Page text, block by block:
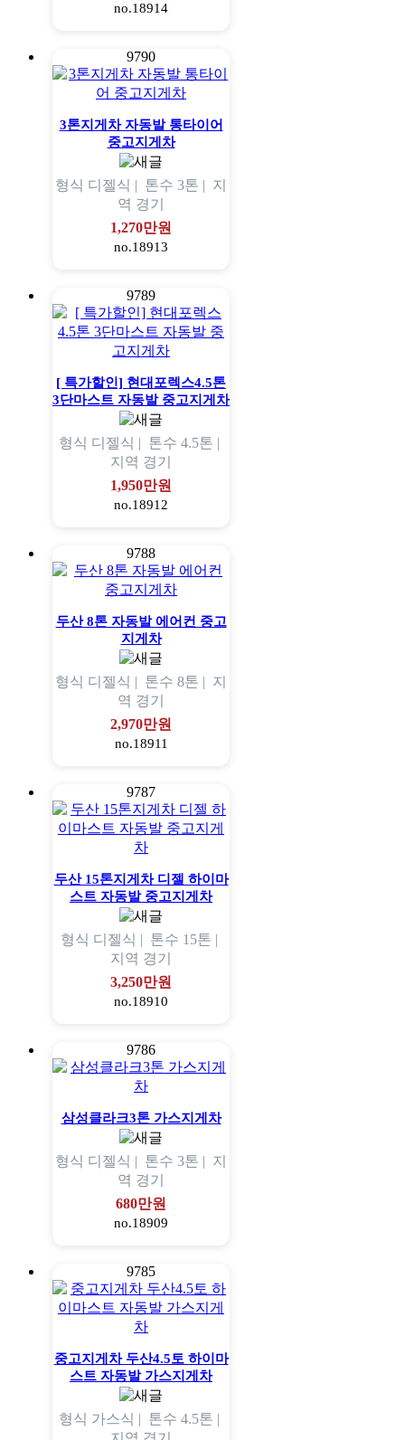
no.18914
9790
3톤지게차 자동발 통타이어
중고지게차
형식 디젤식 | 톤수 3톤 | 지
역 경기
1,270만원
no.18913
9789
[ 특가할인] 현대포렉스4.5톤
3단마스트 자동발 중고지게차
형식 디젤식 | 톤수 4.5톤 |
지역 경기
1,950만원
no.18912
9788
두산 8톤 자동발 에어컨 중고
지게차
형식 디젤식 | 톤수 8톤 | 지
역 경기
2,970만원
no.18911
9787
두산 15톤지게차 디젤 하이마
스트 자동발 중고지게차
형식 디젤식 | 톤수 15톤 |
지역 경기
3,250만원
no.18910
9786
삼성클라크3톤 가스지게차
형식 디젤식 | 톤수 3톤 | 지
역 경기
680만원
no.18909
9785
중고지게차 두산4.5토 하이마
스트 자동발 가스지게차
형식 가스식 | 톤수 4.5톤 |